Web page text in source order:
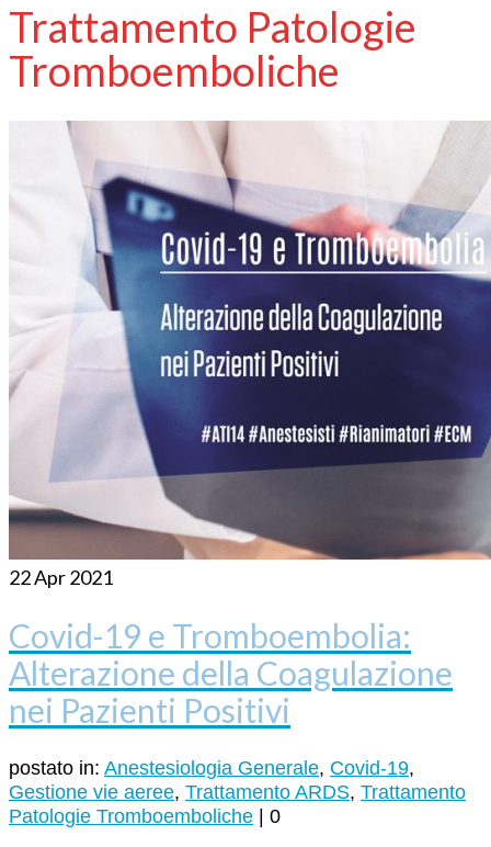
Trattamento Patologie
Tromboemboliche
22Apr 2021
Covid-19 e Tromboembolia:
Alterazione della Coagulazione
nei Pazienti Positivi
postato in: Anestesiologia Generale, Covid-19,
Gestione vie aeree, Trattamento ARDS, Trattamento
Patologie Tromboemboliche | 0